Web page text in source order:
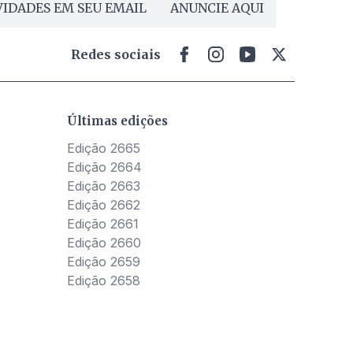
EM SEU EMAIL ANUNCIE AQUI
Redes sociais
Últimas edições
Edição 2665
Edição 2664
Edição 2663
Edição 2662
Edição 2661
Edição 2660
Edição 2659
Edição 2658